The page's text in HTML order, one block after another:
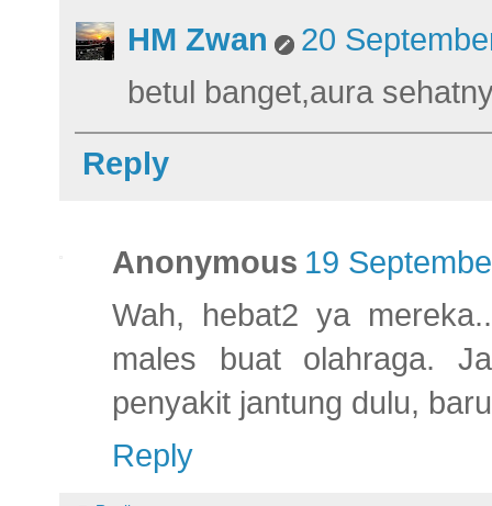
HM Zwan
20
betul banget,aura
Reply
Anonymous 19
Wah, hebat2 ya
males buat olahraga.
penyakit jantung dulu,
Reply